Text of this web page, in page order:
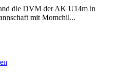
die DVM der AK U14m in
mit Momchil...